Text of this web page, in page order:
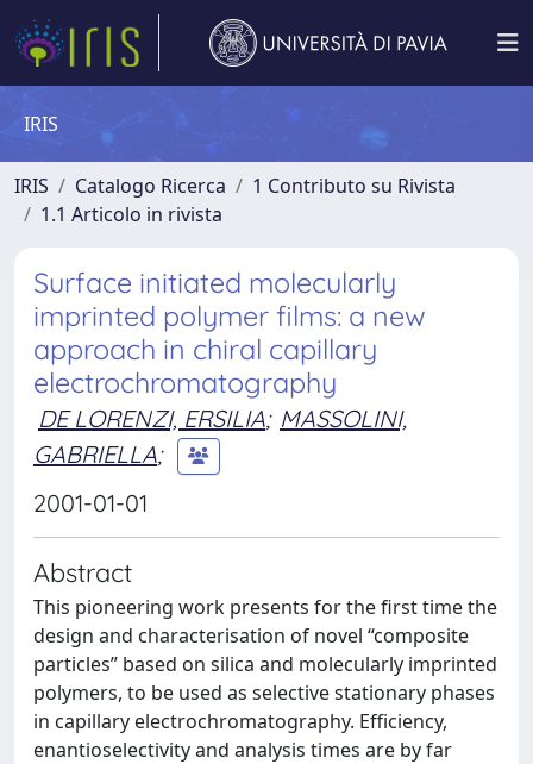
IRIS
IRIS Catalogo Ricerca
1 Contributo su Rivista
1.1 Articolo in rivista
Surface initiated molecularly
imprinted polymer films: a new
approach in chiral capillary
electrochromatography
DE LORENZI, ERSILIA; MASSOLINI,
GABRIELLA;
2001-01-01
Abstract
This pioneering work presents for the first time the
design and characterisation of novel “composite
particles” based on silica and molecularly imprinted
polymers, to be used as selective stationary phases
in capillary electrochromatography. Efficiency,
enantioselectivity and analysis times are by far